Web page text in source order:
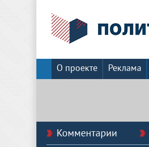
О проекте Реклама
Комментарии